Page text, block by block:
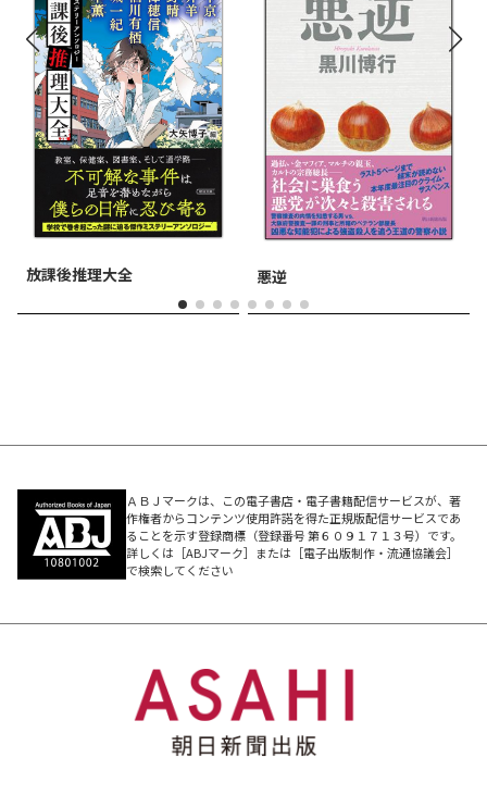
放課後推理大全 悪逆
ＡＢＪマークは、この電子書店・電子書籍配信サービスが、著
作権者からコンテンツ使用許諾を得た正規版配信サービスであ
ることを示す登録商標（登録番号 第６０９１７１３号）です。
詳しくは［ABJマーク］または［電子出版制作・流通協議会］
で検索してください